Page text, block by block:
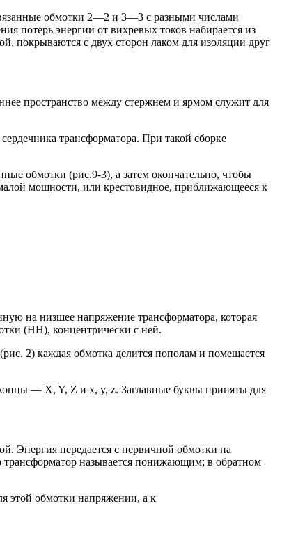
обмотки 2—2 и 3—3 с разными числами
потерь энергии от вихревых токов набирается из
покрываются с двух сторон лаком для изоляции друг
пространство между стержнем и ярмом служит для
трансформатора. При такой сборке
обмотки (рис.9-3), а затем окончательно, чтобы
мощности, или крестовидное, приближающееся к
на низшее напряжение трансформатора, которая
(НН), концентрически с ней.
2) каждая обмотка делится пополам и помещается
— X, Y, Z и х, y, z. Заглавные буквы приняты для
Энергия передается с первичной обмотки на
называется понижающим; в обратном
этой обмотки напряжении, а к